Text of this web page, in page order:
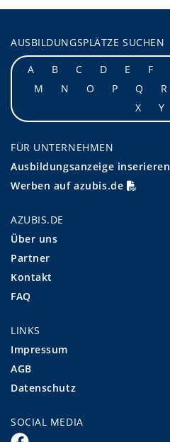
AUSBILDUNGSPLÄTZE SUCHEN
A
B C D E F
M
N O P Q R
X
Y
FÜR UNTERNEHMEN
Ausbildungsanzeige inserieren
Werben auf azubis.de
AZUBIS.DE
Über uns
Partner
Kontakt
FAQ
LINKS
Impressum
AGB
Datenschutz
SOCIAL MEDIA